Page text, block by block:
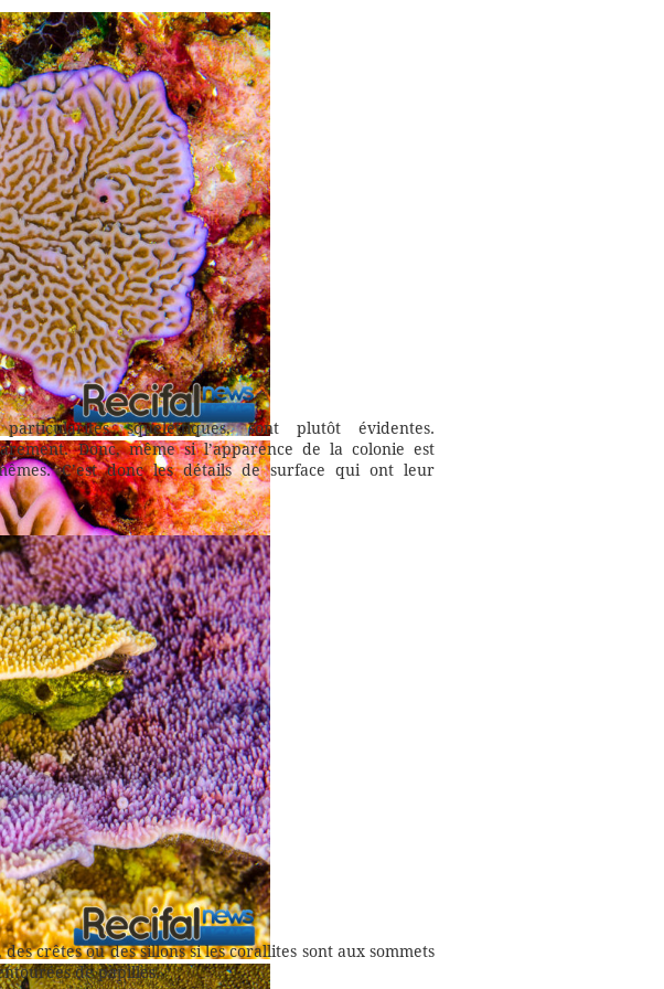
avec des tubercules
avec des tubercules
squelettiques, sont plutôt évidentes.
Donc, même si l’apparence de la colonie est
C’est donc les détails de surface qui ont leur
crêtes ou des sillons si les corallites sont aux sommets
de papilles.